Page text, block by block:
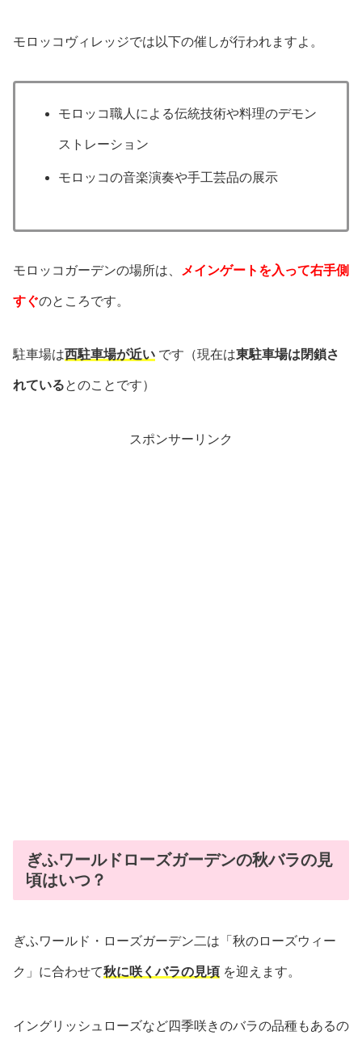
モロッコヴィレッジでは以下の催しが行われますよ。
モロッコ職人による伝統技術や料理のデモン
ストレーション
モロッコの音楽演奏や手工芸品の展示
モロッコガーデンの場所は、 メインゲートを入って右手側
すぐのところです。
駐車場は西駐車場が近い です（現在は東駐車場は閉鎖さ
れているとのことです）
スポンサーリンク
ぎふワールドローズガーデンの秋バラの見
頃はいつ？
ぎふワールド・ローズガーデン二は「秋のローズウィー
ク」に合わせて秋に咲くバラの見頃 を迎えます。
イングリッシュローズなど四季咲きのバラの品種もあるの